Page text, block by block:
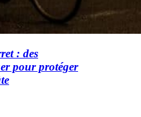
: des
pour protéger